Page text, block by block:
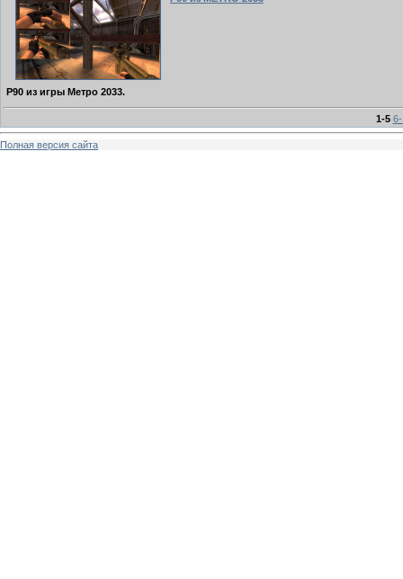
P90 из игры Метро 2033.
1-5
Полная версия сайта